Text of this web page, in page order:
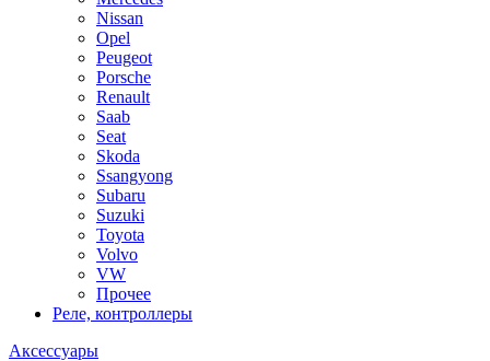
Nissan
Opel
Peugeot
Porsche
Renault
Saab
Seat
Skoda
Ssangyong
Subaru
Suzuki
Toyota
Volvo
VW
Прочее
Реле, контроллеры
Аксессуары